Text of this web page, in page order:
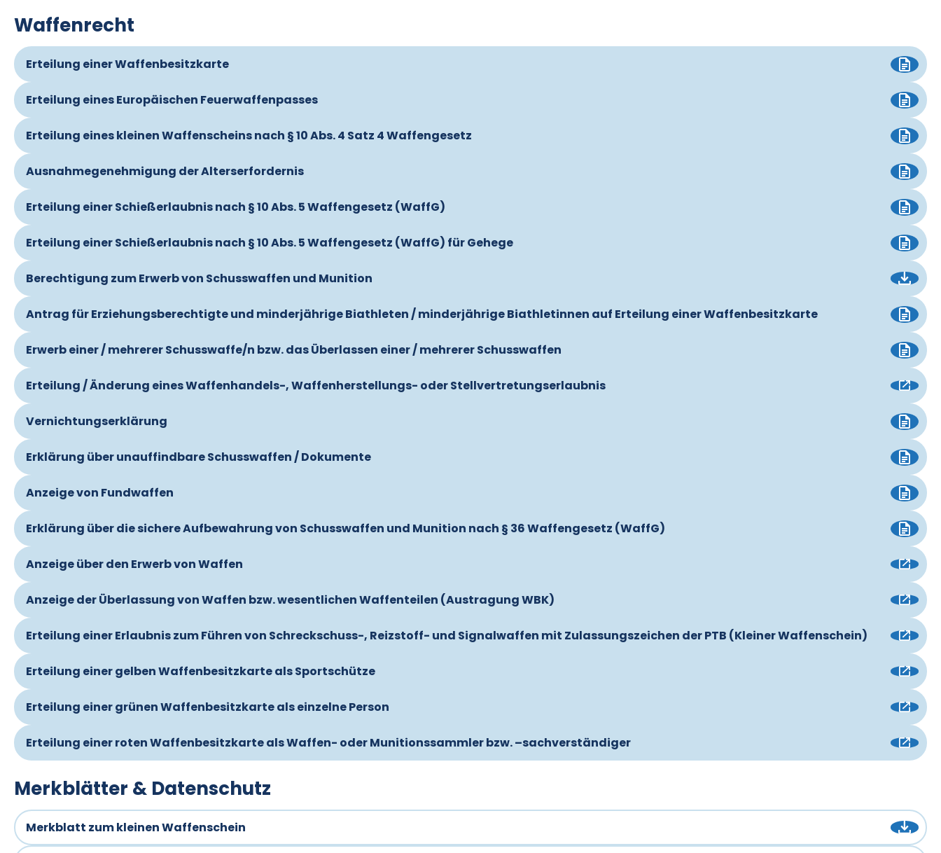
Waffenrecht
Erteilung einer Waffenbesitzkarte
Erteilung eines Europäischen Feuerwaffenpasses
Erteilung eines kleinen Waffenscheins nach § 10 Abs. 4 Satz 4 Waffengesetz
Ausnahmegenehmigung der Alterserfordernis
Erteilung einer Schießerlaubnis nach § 10 Abs. 5 Waffengesetz (WaffG)
Erteilung einer Schießerlaubnis nach § 10 Abs. 5 Waffengesetz (WaffG) für Gehege
Berechtigung zum Erwerb von Schusswaffen und Munition
Antrag für Erziehungsberechtigte und minderjährige Biathleten / minderjährige Biathletinnen auf Erteilung einer Waffenbesitzkarte
Erwerb einer / mehrerer Schusswaffe/n bzw. das Überlassen einer / mehrerer Schusswaffen
Erteilung / Änderung eines Waffenhandels-, Waffenherstellungs- oder Stellvertretungserlaubnis
Vernichtungserklärung
Erklärung über unauffindbare Schusswaffen / Dokumente
Anzeige von Fundwaffen
Erklärung über die sichere Aufbewahrung von Schusswaffen und Munition nach § 36 Waffengesetz (WaffG)
Anzeige über den Erwerb von Waffen
Anzeige der Überlassung von Waffen bzw. wesentlichen Waffenteilen (Austragung WBK)
Erteilung einer Erlaubnis zum Führen von Schreckschuss-, Reizstoff- und Signalwaffen mit Zulassungszeichen der PTB (Kleiner Waffenschein)
Erteilung einer gelben Waffenbesitzkarte als Sportschütze
Erteilung einer grünen Waffenbesitzkarte als einzelne Person
Erteilung einer roten Waffenbesitzkarte als Waffen- oder Munitionssammler bzw. –sachverständiger
Merkblätter & Datenschutz
Merkblatt zum kleinen Waffenschein